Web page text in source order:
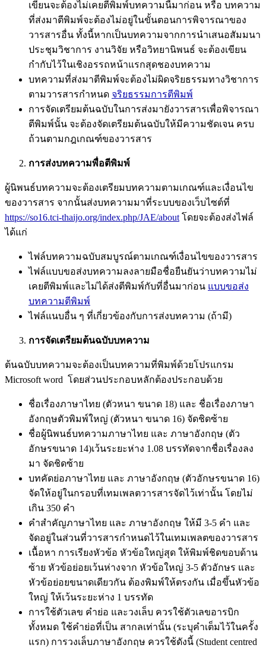
เขียนจะต้องไม่เคยตีพิมพ์บทความนี้มาก่อน หรือ บทความ
ที่ส่งมาตีพิมพ์จะต้องไม่อยู่ในขั้นตอนการพิจารณาของ
วารสารอื่น ทั้งนี้หากเป็นบทความจากการนำเสนอสัมมนา
ประชุมวิชาการ งานวิจัย หรือวิทยานิพนธ์ จะต้องเขียน
กำกับไว้ในเชิงอรรถหน้าแรกสุดชองบทความ
บทความที่ส่งมาตีพิมพ์จะต้องไม่ผิดจริยธรรมทางวิชาการ
ตามวารสารกำหนด จริยธรรมการตีพิมพ์
การจัดเตรียมต้นฉบับในการส่งมายังวารสารเพื่อพิจารณา
ตีพิมพ์นั้น จะต้องจัดเตรียมต้นฉบับให้มีความชัดเจน ครบ
ถ้วนตามกฎเกณฑ์ของวารสาร
การส่งบทความพื่อตีพิมพ์
ผู้นิพนธ์บทความจะต้องเตรียมบทความตามเกณฑ์และเงื่อนไข
ของวารสาร จากนั้นส่งบทความมาที่ระบบของเว็บไซต์ที่
https://so16.tci-thaijo.org/index.php/JAE/about โดยจะต้องส่งไฟล์
ได้แก่
ไฟล์บทความฉบับสมบูรณ์ตามเกณฑ์เงื่อนไขของวารสาร
ไฟล์แบบขอส่งบทความลงลายมือชื่อยืนยันว่าบทความไม่
เคยตีพิมพ์และไม่ได้ส่งตีพิมพ์กับที่อื่นมาก่อน แบบขอส่ง
บทความตีพิมพ์
ไฟล์แนบอื่น ๆ ที่เกี่ยวข้องกับการส่งบทความ (ถ้ามี)
การจัดเตรียมต้นฉบับบทความ
ต้นฉบับบทความจะต้องเป็นบทความที่พิมพ์ด้วยโปรแกรม
Microsoft word โดยส่วนประกอบหลักต้องประกอบด้วย
ชื่อเรื่องภาษาไทย (ตัวหนา ขนาด 18) และ ชื่อเรื่องภาษา
อังกฤษตัวพิมพ์ใหญ่ (ตัวหนา ขนาด 16) จัดชิดซ้าย
ชื่อผู้นิพนธ์บทความภาษาไทย และ ภาษาอังกฤษ (ตัว
อักษรขนาด 14)เว้นระยะห่าง 1.08 บรรทัดจากชื่อเรื่องลง
มา จัดชิดซ้าย
บทคัดย่อภาษาไทย และ ภาษาอังกฤษ (ตัวอักษรขนาด 16)
จัดให้อยู่ในกรอบที่เทมเพลตวารสารจัดไว้เท่านั้น โดยไม่
เกิน 350 คำ
คำสำคัญภาษาไทย และ ภาษาอังกฤษ ให้มี 3-5 คำ และ
จัดอยู่ในส่วนที่วารสารกำหนดไว้ในเทมเพลตของวารสาร
เนื้อหา การเรียงหัวข้อ หัวข้อใหญ่สุด ให้พิมพ์ชิดขอบด้าน
ซ้าย หัวข้อย่อยเว้นห่างจาก หัวข้อใหญ่ 3-5 ตัวอักษร และ
หัวข้อย่อยขนาดเดียวกัน ต้องพิมพ์ให้ตรงกัน เมื่อขึ้นหัวข้อ
ใหญ่ ให้เว้นระยะห่าง 1 บรรทัด
การใช้ตัวเลข คำย่อ และวงเล็บ ควรใช้ตัวเลขอารบิก
ทั้งหมด ใช้คำย่อที่เป็น สากลเท่านั้น (ระบุคำเต็มไว้ในครั้ง
แรก) การวงเล็บภาษาอังกฤษ ควรใช้ดังนี้ (Student centred